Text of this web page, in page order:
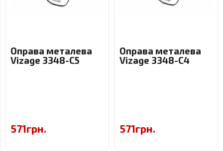
Оправа металева
Vizage 3348-C5
571грн.
Оправа металева
Vizage 3348-C4
571грн.